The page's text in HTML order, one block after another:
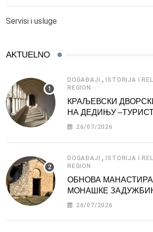
Servisi i usluge
AKTUELNO
DOGAĐAJI , ISTORIJA I
REGION
КРАЉЕВСКИ
НА ДЕДИЊУ
АТРАКЦИЈА
26/07/2026
DOGAĐAJI , ISTORIJA I
REGION
ОБНОВА
МОНАШКЕ
СРБИЈЕ
26/07/2026